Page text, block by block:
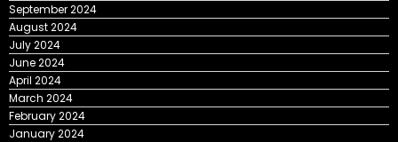
September 2024
August 2024
July 2024
June 2024
April 2024
March 2024
February 2024
January 2024